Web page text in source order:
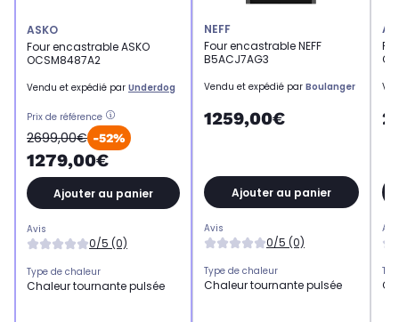
ASKO
Four encastrable ASKO
OCSM8487A2
Vendu et expédié par Underdog
Prix de référence
2699,00€ -52%
1279,00€
Ajouter au panier
Avis
0/5 (0)
Type de chaleur
Chaleur tournante pulsée
NEFF
Four encastrable NEFF
B5ACJ7AG3
Vendu et expédié par Boulanger
1259,00€
Ajouter au panier
Avis
0/5 (0)
Type de chaleur
Chaleur tournante pulsée